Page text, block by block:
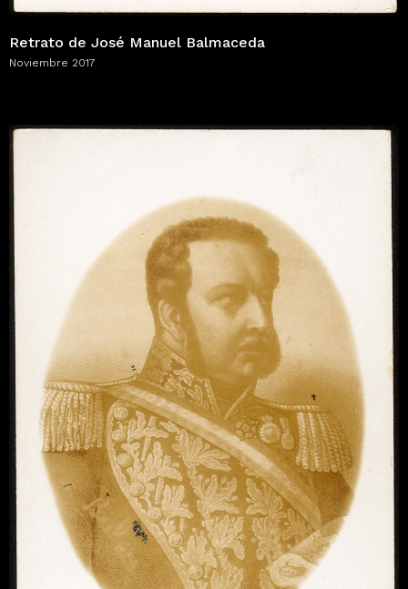
Retrato de José Manuel Balmaceda
Noviembre 2017